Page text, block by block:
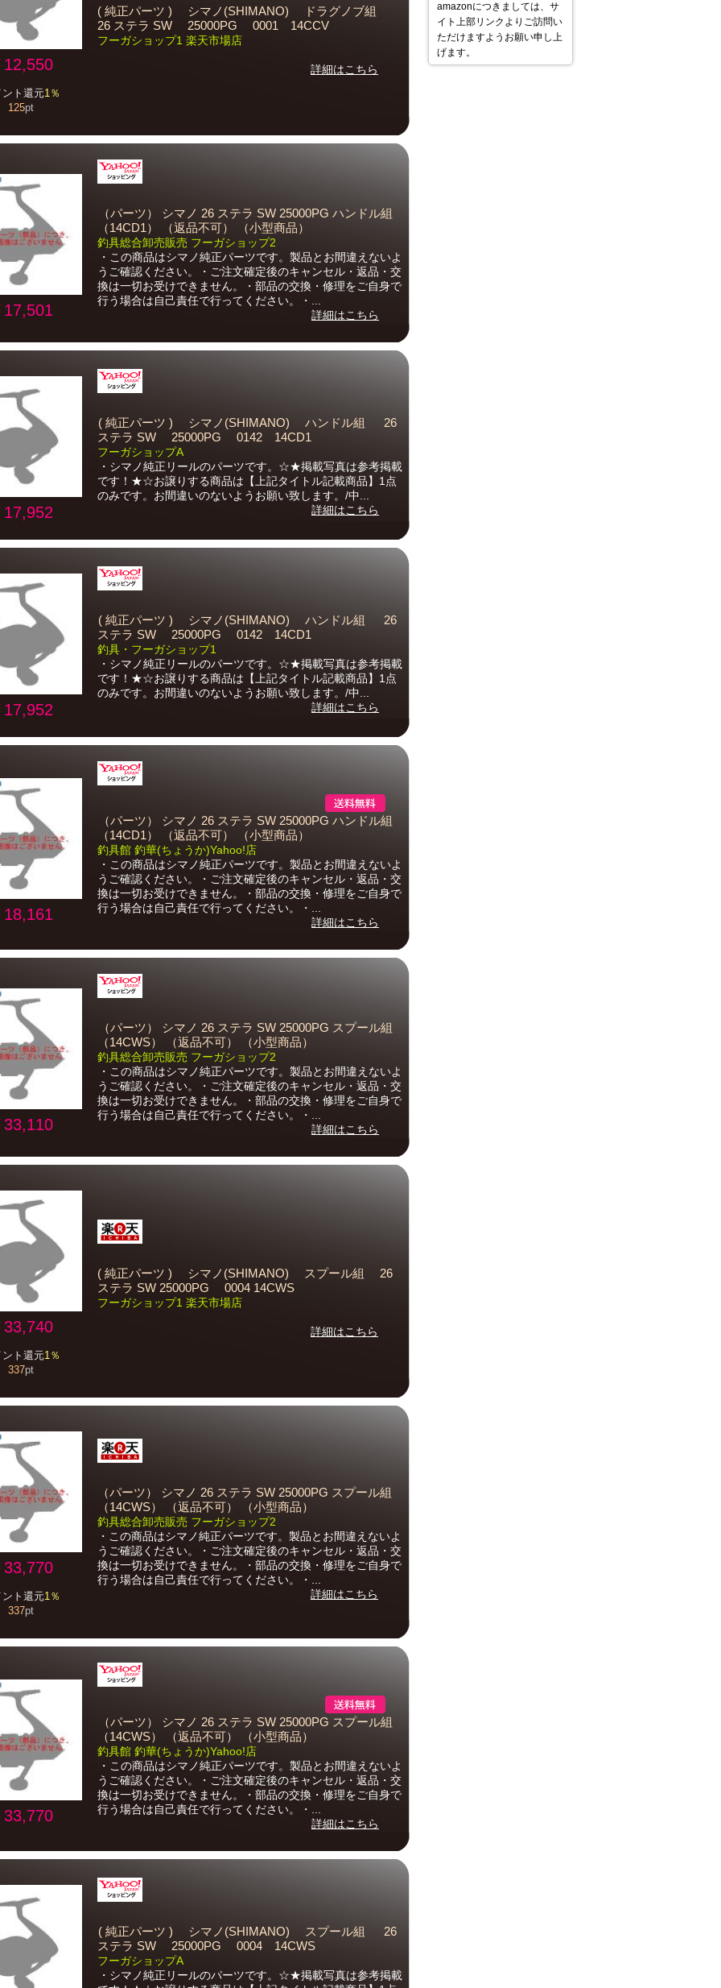
12,550
ト還元1％
125pt
( 純正パーツ ) シマノ(SHIMANO) ドラグノブ組
26 ステラ SW 25000PG 0001 14CCV
フーガショップ1 楽天市場店
詳細はこちら
17,501
（パーツ） シマノ 26 ステラ SW 25000PG ハンドル組
（14CD1） （返品不可） （小型商品）
釣具総合卸売販売 フーガショップ2
・この商品はシマノ純正パーツです。製品とお間違えないよ
うご確認ください。・ご注文確定後のキャンセル・返品・交
換は一切お受けできません。・部品の交換・修理をご自身で
行う場合は自己責任で行ってください。・...
詳細はこちら
17,952
( 純正パーツ ) シマノ(SHIMANO) ハンドル組 26
ステラ SW 25000PG 0142 14CD1
フーガショップA
・シマノ純正リールのパーツです。☆★掲載写真は参考掲載
です！★☆お譲りする商品は【上記タイトル記載商品】1点
のみです。お間違いのないようお願い致します。/中...
詳細はこちら
17,952
( 純正パーツ ) シマノ(SHIMANO) ハンドル組 26
ステラ SW 25000PG 0142 14CD1
釣具・フーガショップ1
・シマノ純正リールのパーツです。☆★掲載写真は参考掲載
です！★☆お譲りする商品は【上記タイトル記載商品】1点
のみです。お間違いのないようお願い致します。/中...
詳細はこちら
18,161
（パーツ） シマノ 26 ステラ SW 25000PG ハンドル組
（14CD1） （返品不可） （小型商品）
釣具館 釣華(ちょうか)Yahoo!店
・この商品はシマノ純正パーツです。製品とお間違えないよ
うご確認ください。・ご注文確定後のキャンセル・返品・交
換は一切お受けできません。・部品の交換・修理をご自身で
行う場合は自己責任で行ってください。・...
詳細はこちら
33,110
（パーツ） シマノ 26 ステラ SW 25000PG スプール組
（14CWS） （返品不可） （小型商品）
釣具総合卸売販売 フーガショップ2
・この商品はシマノ純正パーツです。製品とお間違えないよ
うご確認ください。・ご注文確定後のキャンセル・返品・交
換は一切お受けできません。・部品の交換・修理をご自身で
行う場合は自己責任で行ってください。・...
詳細はこちら
33,740
ト還元1％
337pt
( 純正パーツ ) シマノ(SHIMANO) スプール組 26
ステラ SW 25000PG 0004 14CWS
フーガショップ1 楽天市場店
詳細はこちら
33,770
ト還元1％
337pt
（パーツ） シマノ 26 ステラ SW 25000PG スプール組
（14CWS） （返品不可） （小型商品）
釣具総合卸売販売 フーガショップ2
・この商品はシマノ純正パーツです。製品とお間違えないよ
うご確認ください。・ご注文確定後のキャンセル・返品・交
換は一切お受けできません。・部品の交換・修理をご自身で
行う場合は自己責任で行ってください。・...
詳細はこちら
33,770
（パーツ） シマノ 26 ステラ SW 25000PG スプール組
（14CWS） （返品不可） （小型商品）
釣具館 釣華(ちょうか)Yahoo!店
・この商品はシマノ純正パーツです。製品とお間違えないよ
うご確認ください。・ご注文確定後のキャンセル・返品・交
換は一切お受けできません。・部品の交換・修理をご自身で
行う場合は自己責任で行ってください。・...
詳細はこちら
( 純正パーツ ) シマノ(SHIMANO) スプール組 26
ステラ SW 25000PG 0004 14CWS
フーガショップA
・シマノ純正リールのパーツです。☆★掲載写真は参考掲載
amazonにつきましては、サ
イト上部リンクよりご訪問い
ただけますようお願い申し上
げます。